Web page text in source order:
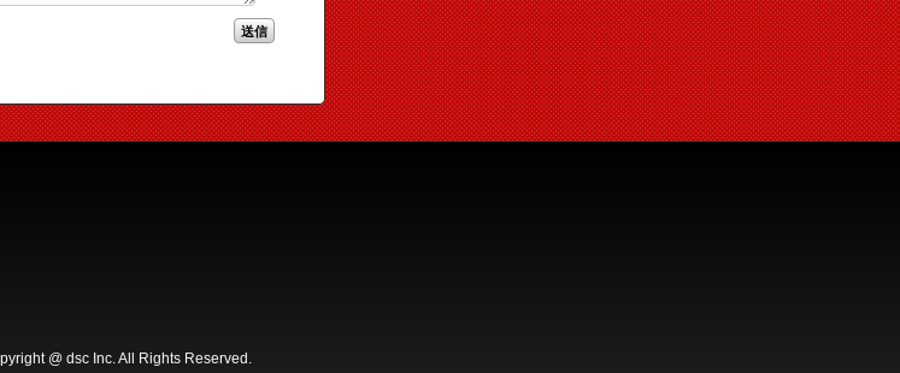
@ dsc Inc. All Rights Reserved.